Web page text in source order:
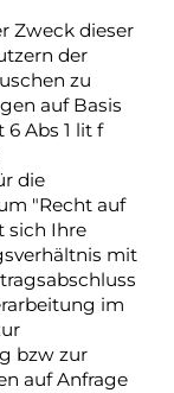
Zweck dieser
der
zu
auf Basis
Abs 1 lit f
die
"Recht auf
sich Ihre
mit
im
bzw zur
auf Anfrage